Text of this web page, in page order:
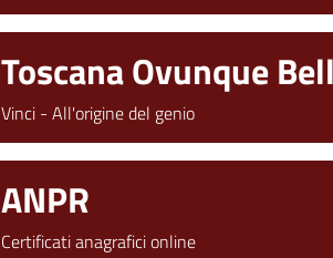
Toscana Ovunque
Vinci - All'origine del genio
ANPR
Certificati anagrafici online